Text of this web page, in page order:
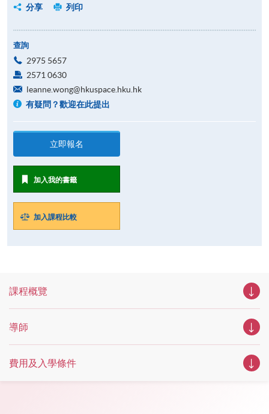
分享
列印
查詢
2975 5657
2571 0630
leanne.wong@hkuspace.hku.hk
有疑問？歡迎在此提出
立即報名
加入我的書籤
加入課程比較
課程概覽
導師
費用及入學條件